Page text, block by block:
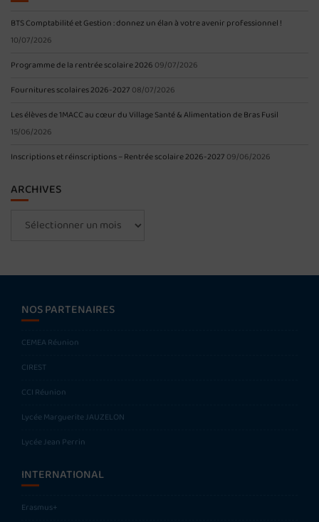
BTS Comptabilité et Gestion : donnez un élan à votre avenir professionnel !
10/07/2026
Programme de la rentrée scolaire 2026 09/07/2026
Fournitures scolaires 2026-2027 08/07/2026
Les élèves de 1MACC au cœur du Village Santé & Alimentation de Bras Fusil
15/06/2026
Inscriptions et réinscriptions – Rentrée scolaire 2026-2027 09/06/2026
ARCHIVES
NOS PARTENAIRES
CEMEA Réunion
CIREST
CCI Réunion
Lycée Marguerite JAUZELON
Lycée Jean Perrin
INTERNATIONAL
Erasmus+